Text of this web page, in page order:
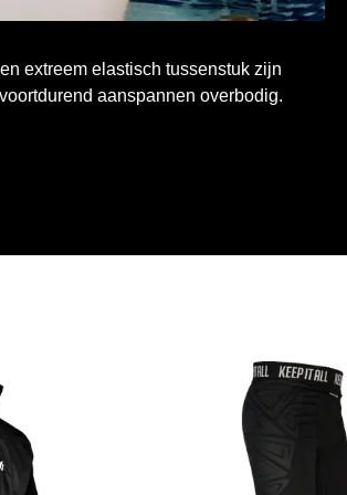
extreem elastisch tussenstuk zijn
aanspannen overbodig.